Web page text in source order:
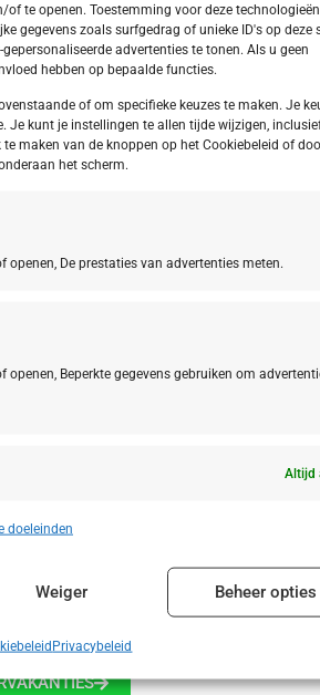
te openen. Toestemming voor deze
gegevens zoals surfgedrag of unieke ID's op deze
advertenties te tonen. Als u geen
hebben op bepaalde functies.
of om specifieke keuzes te maken. Je
Je kunt je instellingen te allen tijde wijzigen,
maken van de knoppen op het Cookiebeleid of
het scherm.
De prestaties van advertenties meten.
Beperkte gegevens gebruiken om
Altijd
tonen. Altijd
doeleinden
Weiger Beheer opties
Privacybeleid
Alkenhaer
€ 395,00